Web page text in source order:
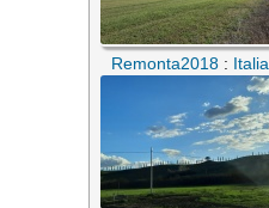
Remonta2018 : Italia